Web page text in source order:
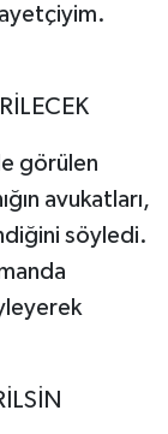
görülen
avukatları,
söyledi.